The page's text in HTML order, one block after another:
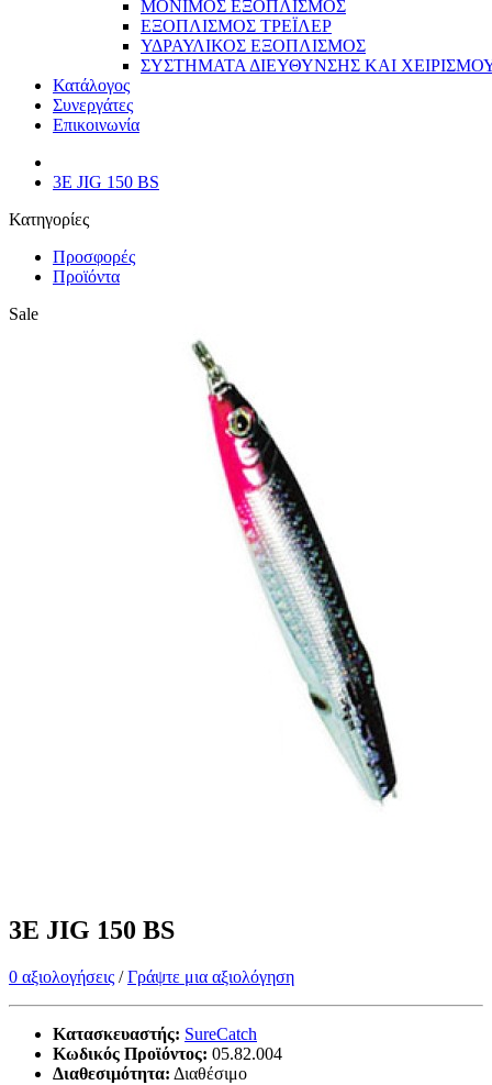
ΜΟΝΙΜΟΣ ΕΞΟΠΛΙΣΜΟΣ
ΕΞΟΠΛΙΣΜΟΣ ΤΡΕΪΛΕΡ
ΥΔΡΑΥΛΙΚΟΣ ΕΞΟΠΛΙΣΜΟΣ
ΣΥΣΤΗΜΑΤΑ ΔΙΕΥΘΥΝΣΗΣ ΚΑΙ
Κατάλογος
Συνεργάτες
Επικοινωνία
3E JIG 150 BS
Κατηγορίες
Προσφορές
Προϊόντα
Sale
3E JIG 150 BS
0 αξιολογήσεις /Γράψτε μια αξιολόγηση
Κατασκευαστής: SureCatch
Κωδικός Προϊόντος: 05.82.004
Διαθεσιμότητα: Διαθέσιμο